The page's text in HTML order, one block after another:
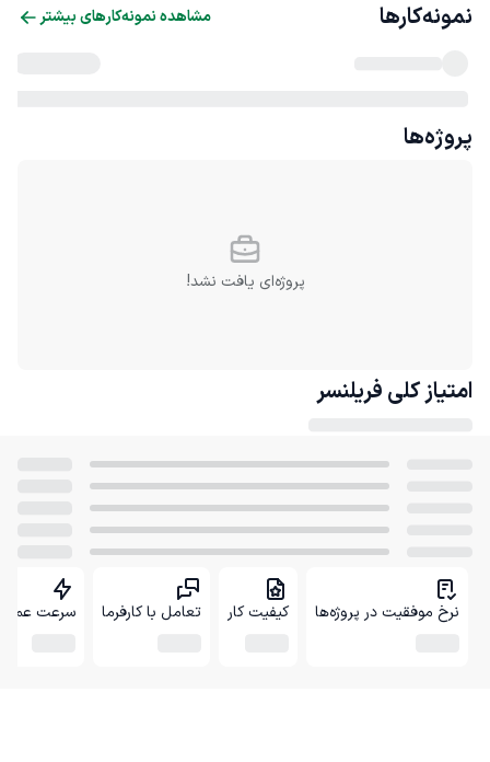
نمونه‌کارها مشاهده نمونه‌کارهای بیشتر
پروژه‌ها
پروژه‌ای یافت نشد!
امتیاز کلی فریلنسر
نرخ موفقیت در پروژه‌ها کیفیت کار تعامل با کارفرما سرعت عمل